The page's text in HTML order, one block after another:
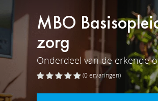
MBO
zorg
Onderdeel van de erkende
(0ervaringen)